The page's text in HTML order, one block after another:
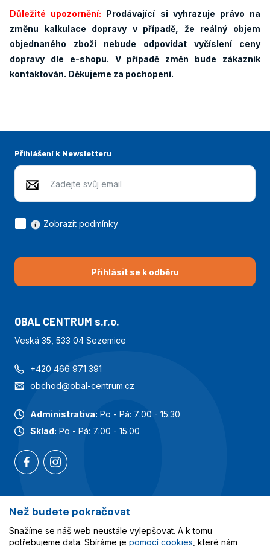
Důležité upozornění: Prodávající si vyhrazuje právo na
změnu kalkulace dopravy v případě, že reálný objem
objednaného zboží nebude odpovídat vyčíslení ceny
dopravy dle e-shopu. V případě změn bude zákazník
kontaktován. Děkujeme za pochopení.
Přihlášení k Newsletteru
Přihlásit se k odběru
Zobrazit podmínky
OBAL CENTRUM s.r.o.
Veská 35, 533 04 Sezemice
+420 466 971 391
obchod@obal-centrum.cz
Administrativa: Po - Pá: 7:00 - 15:30
Sklad: Po - Pá: 7:00 - 15:00
Nejoblíbenější kategorie
Služby
Než budete pokračovat
Snažíme se náš web neustále vylepšovat. A k tomu
potřebujeme data. Sbíráme je pomocí cookies , které nám